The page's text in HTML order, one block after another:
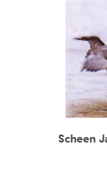
Scheen